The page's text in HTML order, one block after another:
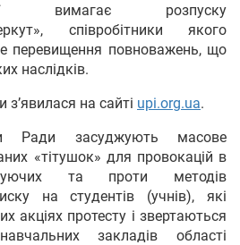
вимагає розпуску
співробітники якого
перевищення повноважень, що
наслідків.
з’явилася на сайті upi.org.ua.
Ради засуджують масове
«тітушок» для провокацій в
та проти методів
на студентів (учнів), які
акціях протесту і звертаються
закладів області